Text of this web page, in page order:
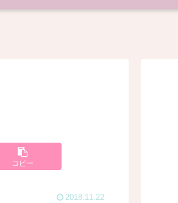
コピー
2018.11.22